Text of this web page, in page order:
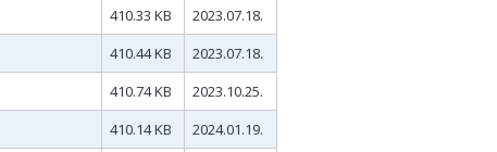
410.33 KB
2023.07.18.
410.44 KB
2023.07.18.
410.74 KB
2023.10.25.
410.14 KB
2024.01.19.